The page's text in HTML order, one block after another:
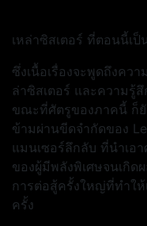
เหล่าซิสเตอร์ ที่ตอนนี้เ
ซึ่งเนื้อเรื่องจะพูดถึงคว
ล่าซิสเตอร์ และความรู้
ขณะที่ศัตรูของภาคนี้ ก็ยั
ข้ามผ่านขีดจำกัดของ
แมนเซอร์ลึกลับ ที่นำเ
ของผู้มีพลังพิเศษจนเกิ
การต่อสู้ครั้งใหญ่ที่ทำให้
ครั้ง